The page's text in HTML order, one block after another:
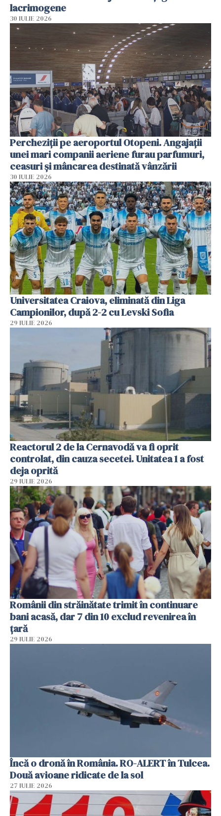
lacrimogene
30 IULIE 2026
Percheziții pe aeroportul Otopeni. Angajații
unei mari companii aeriene furau parfumuri,
ceasuri și mâncarea destinată vânzării
30 IULIE 2026
Universitatea Craiova, eliminată din Liga
Campionilor, după 2-2 cu Levski Sofia
29 IULIE 2026
Reactorul 2 de la Cernavodă va fi oprit
controlat, din cauza secetei. Unitatea 1 a fost
deja oprită
29 IULIE 2026
Românii din străinătate trimit în continuare
bani acasă, dar 7 din 10 exclud revenirea în
țară
29 IULIE 2026
Încă o dronă în România. RO-ALERT în Tulcea.
Două avioane ridicate de la sol
27 IULIE 2026